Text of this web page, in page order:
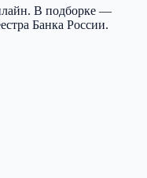
В подборке —
Банка России.